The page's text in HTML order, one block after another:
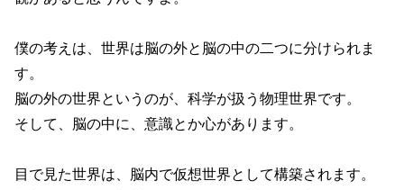
僕の考えは、世界は脳の外と脳の中の二つに分けられま
す。
脳の外の世界というのが、科学が扱う物理世界です。
そして、脳の中に、意識とか心があります。
目で見た世界は、脳内で仮想世界として構築されます。